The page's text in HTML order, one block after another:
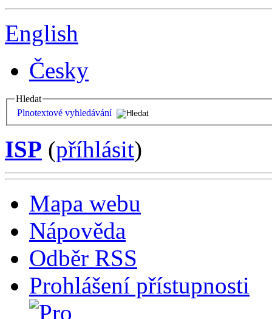
English
Česky
Hledat
Plnotextové vyhledávání
ISP (příhlásit)
Mapa webu
Nápověda
Odběr RSS
Prohlášení přístupnosti